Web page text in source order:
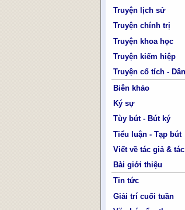
Truyện lịch sử
Truyện chính trị
Truyện khoa học
Truyện kiếm hiệp
Truyện cổ tích -
Biên khảo
Ký sự
Tùy bút - Bút ký
Tiểu luận - Tạp bút
Viết về tác giả &
Bài giới thiệu
Tin tức
Giải trí cuối tuần